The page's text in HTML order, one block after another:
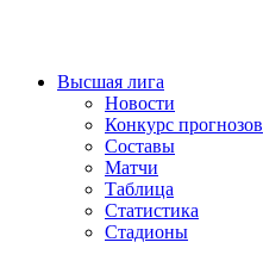
Высшая лига
Новости
Конкурс прогнозов
Составы
Матчи
Таблица
Статистика
Стадионы